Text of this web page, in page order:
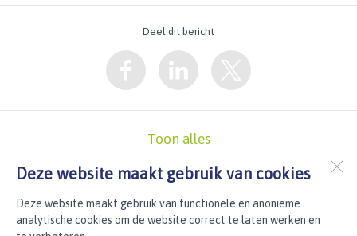
Deze website maakt gebruik van cookies
Deze website maakt gebruik van functionele en anonieme
analytische cookies om de website correct te laten werken en
Deel dit bericht
Toon alles
Merelstraat 46
1742 JM SCHAGEN